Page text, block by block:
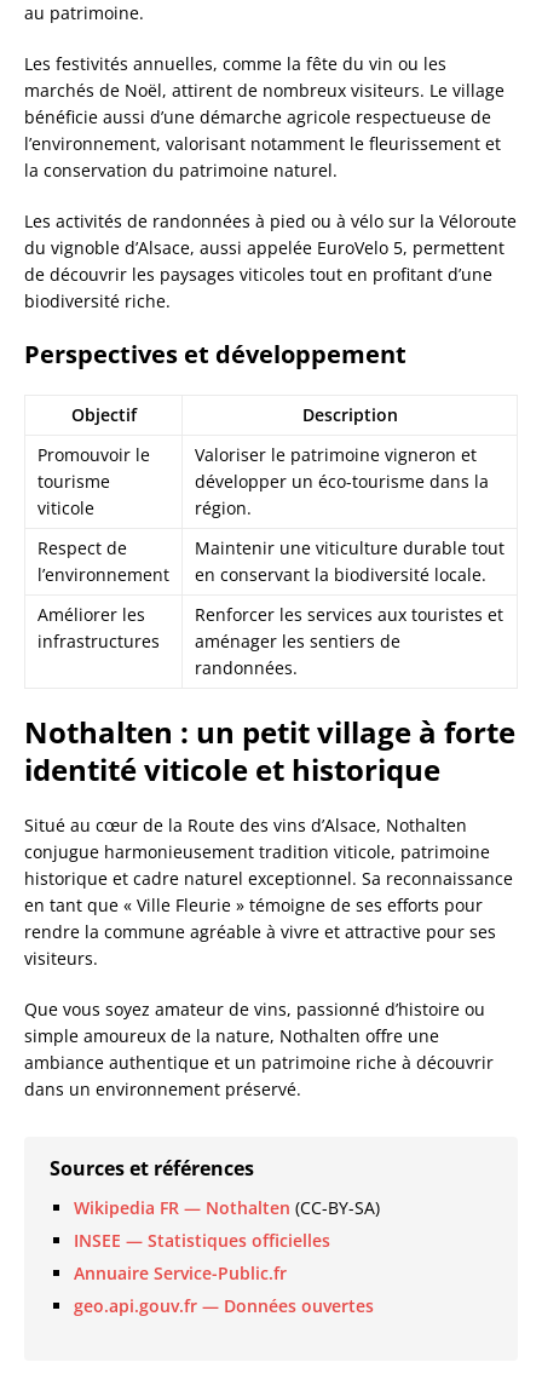
au patrimoine.
Les festivités annuelles, comme la fête du vin ou les
marchés de Noël, attirent de nombreux visiteurs. Le village
bénéficie aussi d’une démarche agricole respectueuse de
l’environnement, valorisant notamment le fleurissement et
la conservation du patrimoine naturel.
Les activités de randonnées à pied ou à vélo sur la Véloroute
du vignoble d’Alsace, aussi appelée EuroVelo 5, permettent
de découvrir les paysages viticoles tout en profitant d’une
biodiversité riche.
Perspectives et développement
Objectif
Description
Promouvoir le
tourisme
viticole
Valoriser le patrimoine vigneron et
développer un éco-tourisme dans la
région.
Respect de
l’environnement
Maintenir une viticulture durable tout
en conservant la biodiversité locale.
Améliorer les
infrastructures
Renforcer les services aux touristes et
aménager les sentiers de
randonnées.
Nothalten : un petit village à forte
identité viticole et historique
Situé au cœur de la Route des vins d’Alsace, Nothalten
conjugue harmonieusement tradition viticole, patrimoine
historique et cadre naturel exceptionnel. Sa reconnaissance
en tant que « Ville Fleurie » témoigne de ses efforts pour
rendre la commune agréable à vivre et attractive pour ses
visiteurs.
Que vous soyez amateur de vins, passionné d’histoire ou
simple amoureux de la nature, Nothalten offre une
ambiance authentique et un patrimoine riche à découvrir
dans un environnement préservé.
Sources et références
Wikipedia FR — Nothalten (CC-BY-SA)
INSEE — Statistiques officielles
Annuaire Service-Public.fr
geo.api.gouv.fr — Données ouvertes